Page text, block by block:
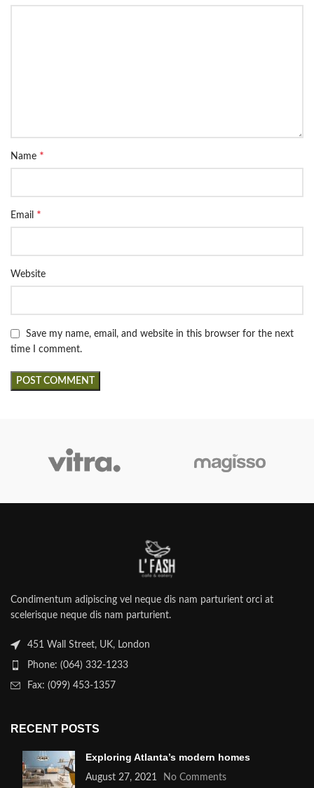
Name *
Email *
Website
Save my name, email, and website in this browser for the next
time I comment.
Condimentum adipiscing vel neque dis nam parturient orci at
scelerisque neque dis nam parturient.
451 Wall Street, UK, London
Phone: (064) 332-1233
Fax: (099) 453-1357
RECENT POSTS
Exploring Atlanta’s modern homes
August 27, 2021 No Comments